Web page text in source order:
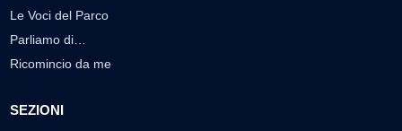
Le Voci del Parco
Parliamo di…
Ricomincio da me
SEZIONI